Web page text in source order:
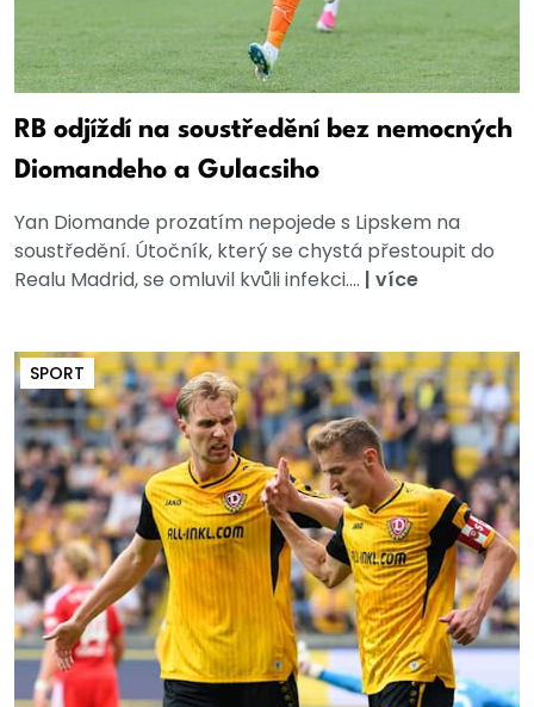
RB odjíždí na soustředění bez nemocných
Diomandeho a Gulacsiho
Yan Diomande prozatím nepojede s Lipskem na
soustředění. Útočník, který se chystá přestoupit do
Realu Madrid, se omluvil kvůli infekci.... | více
SPORT